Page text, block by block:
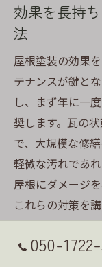
効果を長持
法
屋根塗装の効果
テナンスが鍵と
し、まず年に一
奨します。瓦の
で、大規模な修
軽微な汚れであ
屋根にダメージ
これらの対策を
維持し、美しい
れでセメント瓦
050-